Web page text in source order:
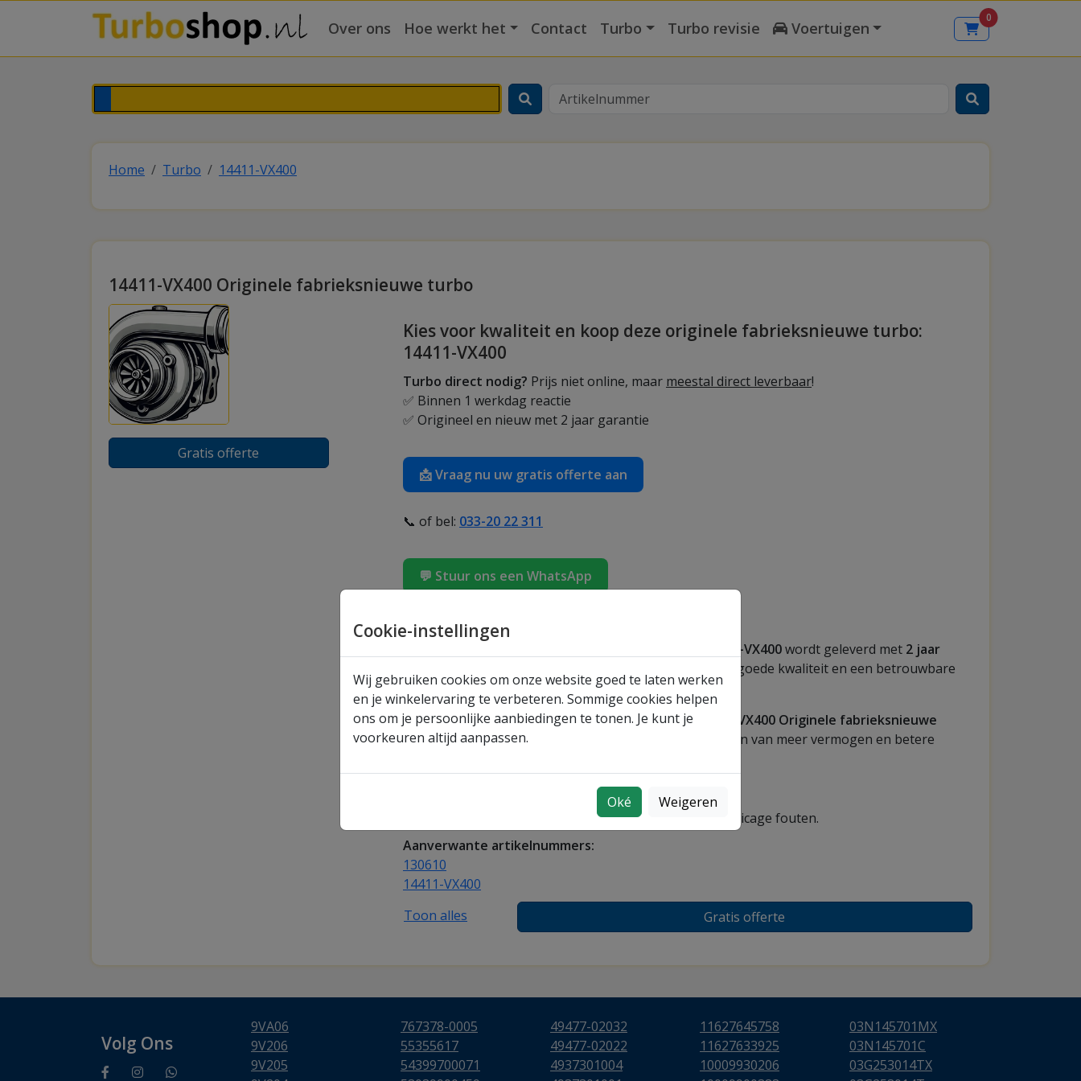
Over ons Hoe werkt het Contact Turbo Turbo revisie Voertuigen
0
Cookie-instellingen
Wij gebruiken cookies om onze website goed te laten werken
en je winkelervaring te verbeteren. Sommige cookies helpen
ons om je persoonlijke aanbiedingen te tonen. Je kunt je
voorkeuren altijd aanpassen.
Oké Weigeren
Home Turbo 14411-VX400
14411-VX400 Originele fabrieksnieuwe turbo
Gratis offerte
Kies voor kwaliteit en koop deze originele fabrieksnieuwe turbo:
14411-VX400
Turbo direct nodig? Prijs niet online, maar meestal direct leverbaar!
✅ Binnen 1 werkdag reactie
✅ Origineel en nieuw met 2 jaar garantie
📩 Vraag nu uw gratis offerte aan
📞 of bel: 033-20 22 311
💬 Stuur ons een WhatsApp
Turbo: 14411-VX400
14411-VX400wordt geleverd met 2 jaar
, waardoor u verzekerd bent van een goede kwaliteit en een betrouwbare
werking.
Optimaliseer de prestaties van uw motor met de
14411-VX400 Originele fabrieksnieuwe
turbo. Bestel vandaag nog en ervaar direct de voordelen van meer vermogen en betere
2 jaar fabrieksgarantie op constructie en fabricage fouten.
Aanverwante artikelnummers:
130610
14411-VX400
Toon alles
Gratis offerte
Volg Ons
9VA06
9V206
9V205
767378-0005
55355617
54399700071
49477-02032
49477-02022
4937301004
11627645758
11627633925
10009930206
03N145701MX
03N145701C
03G253014TX